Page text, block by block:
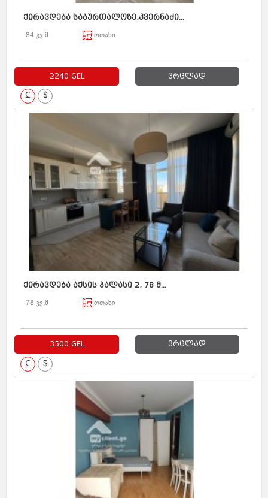
ქირავდება საბურთალოზე,კვერნაძი...
84 კვ.მ ოთახი
2240 GEL ვრცლად
₾ $
ქირავდება აქსის პალასი 2, 78 მ...
78 კვ.მ ოთახი
3500 GEL ვრცლად
₾ $